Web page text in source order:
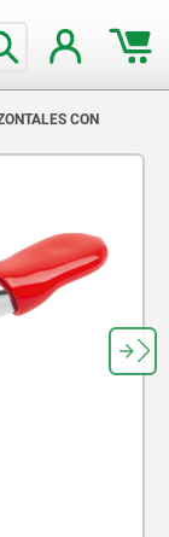
CON